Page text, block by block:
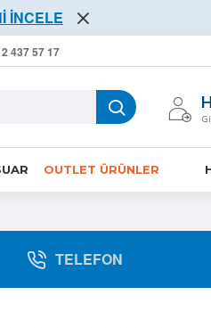
İNCELE
437 57 17
OUTLET ÜRÜNLER
TELEFON